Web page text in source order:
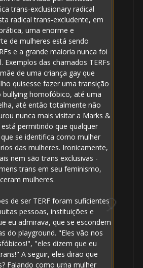
trans-exclusionary radical
radical trans-excludente, em
uma enorme e
de mulheres está sendo
e a grande maioria nunca foi
Exemplos das chamados TERFs
de uma criança gay que
quisesse fazer uma transição
bullying homofóbico, até uma
até então totalmente não
nunca mais visitar a Marks &
permitindo que qualquer
se identifica como mulher
das mulheres. Ironicamente,
nem são trans exclusivas -
trans em seu feminismo,
mulheres.
de ser TERF foram suficientes
pessoas, instituições e
eu admirava, que se escondem
do playground. "Eles vão nos
"eles dizem que eu
A seguir, eles dirão que
Falando como uma mulher
8️⃣